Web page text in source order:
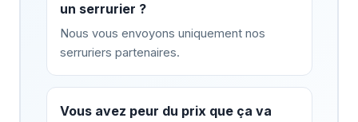
un serrurier ?
Nous vous envoyons uniquement nos
serruriers partenaires.
Vous avez peur du prix que ça va